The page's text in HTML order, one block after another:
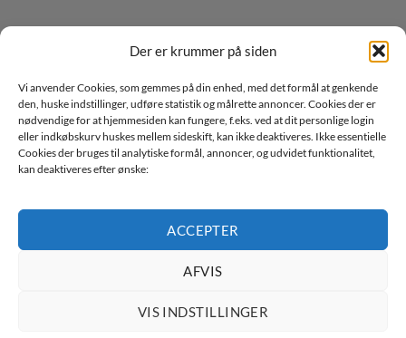
Der er krummer på siden
Vi anvender Cookies, som gemmes på din enhed, med det formål at genkende
den, huske indstillinger, udføre statistik og målrette annoncer. Cookies der er
nødvendige for at hjemmesiden kan fungere, f.eks. ved at dit personlige login
eller indkøbskurv huskes mellem sideskift, kan ikke deaktiveres. Ikke essentielle
Cookies der bruges til analytiske formål, annoncer, og udvidet funktionalitet,
kan deaktiveres efter ønske:
ACCEPTER
AFVIS
VIS INDSTILLINGER
Læs vores Persondatapolitik